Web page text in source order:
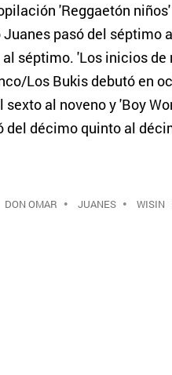
'Reggaetón
pasó del séptimo
séptimo. 'Los inicios
Los Bukis debutó en
sexto al noveno y 'Boy
del décimo quinto al
DON OMAR • JUANES• WISIN